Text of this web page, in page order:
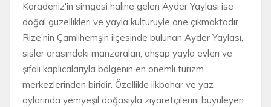
Karadeniz'in simgesi haline gelen Ayder Yaylası ise
doğal güzellikleri ve yayla kültürüyle öne çıkmaktadır.
Rize'nin Çamlıhemşin ilçesinde bulunan Ayder Yaylası,
sisler arasındaki manzaraları, ahşap yayla evleri ve
şifalı kaplıcalarıyla bölgenin en önemli turizm
merkezlerinden biridir. Özellikle ilkbahar ve yaz
aylarında yemyeşil doğasıyla ziyaretçilerini büyüleyen